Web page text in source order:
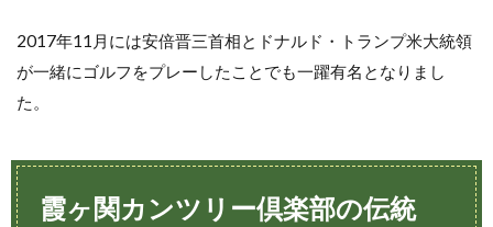
る
ゴ
ル
倶
部
4
東
2017年11月には安倍晋三首相とドナルド・トランプ米大統領
が一緒にゴルフをプレーしたことでも一躍有名となりまし
た。
霞ヶ関カンツリー倶楽部の伝統